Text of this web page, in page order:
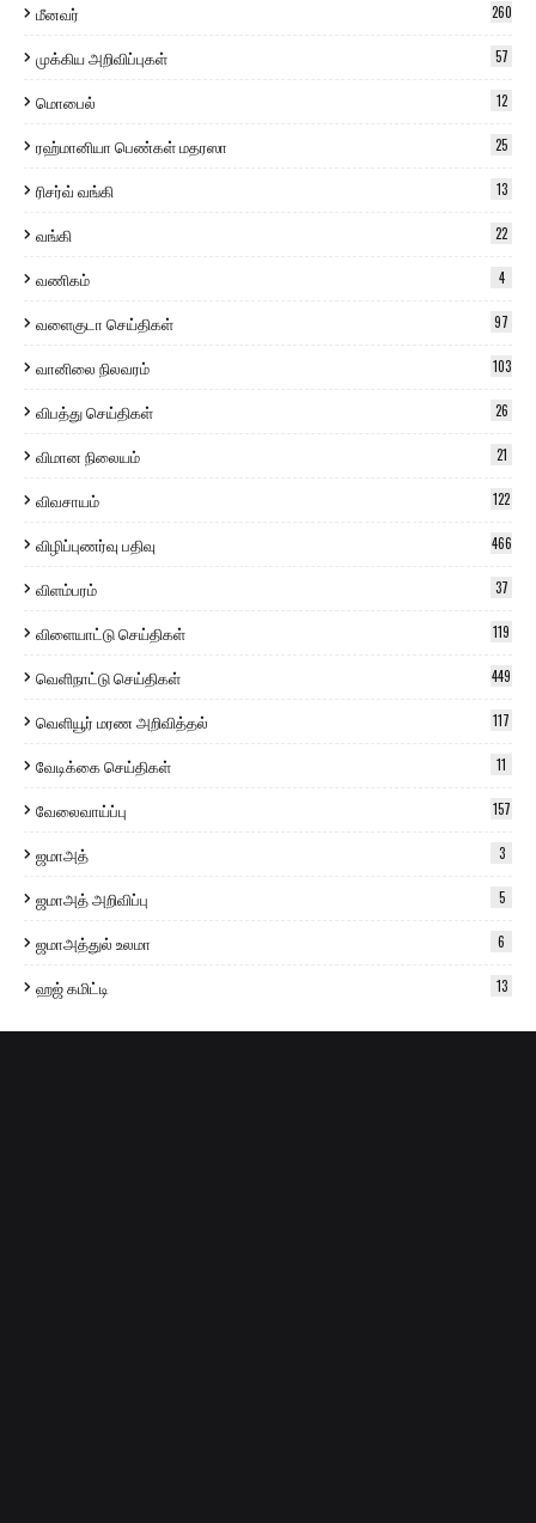
மீனவர் 260
முக்கிய அறிவிப்புகள் 57
மொபைல் 12
ரஹ்மானியா பெண்கள் மதரஸா 25
ரிசர்வ் வங்கி 13
வங்கி 22
வணிகம் 4
வளைகுடா செய்திகள் 97
வானிலை நிலவரம் 103
விபத்து செய்திகள் 26
விமான நிலையம் 21
விவசாயம் 122
விழிப்புணர்வு பதிவு 466
விளம்பரம் 37
விளையாட்டு செய்திகள் 119
வெளிநாட்டு செய்திகள் 449
வெளியூர் மரண அறிவித்தல் 117
வேடிக்கை செய்திகள் 11
வேலைவாய்ப்பு 157
ஜமாஅத் 3
ஜமாஅத் அறிவிப்பு 5
ஜமாஅத்துல் உலமா 6
ஹஜ் கமிட்டி 13